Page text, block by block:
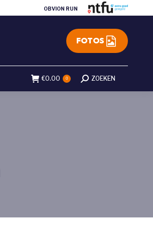
OBVION RUN
FOTOS
€0.00 0 Search:
ZOEKEN